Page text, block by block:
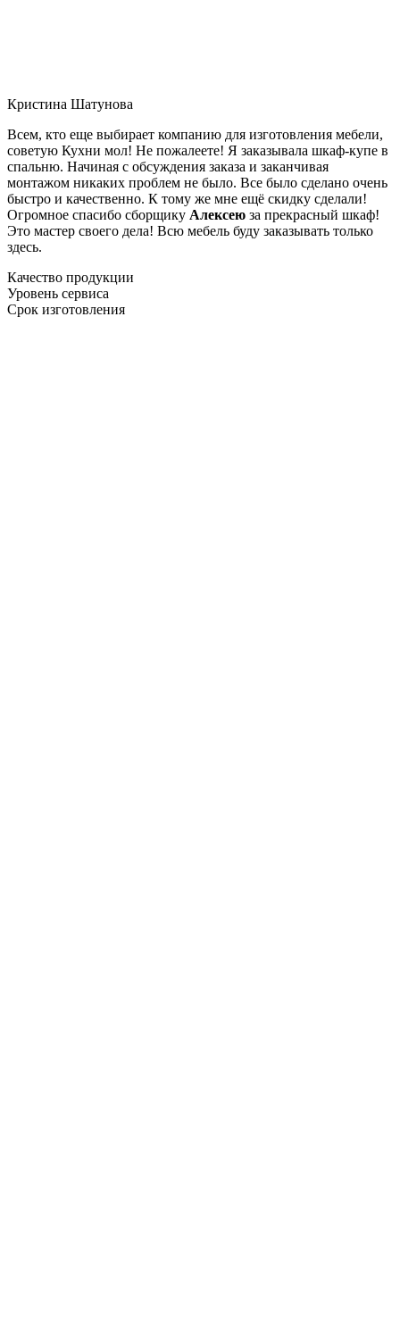
Кристина Шатунова
Всем, кто еще выбирает компанию для изготовления мебели,
советую Кухни мол! Не пожалеете! Я заказывала шкаф-купе в
спальню. Начиная с обсуждения заказа и заканчивая
монтажом никаких проблем не было. Все было сделано очень
быстро и качественно. К тому же мне ещё скидку сделали!
Огромное спасибо сборщику Алексею за прекрасный шкаф!
Это мастер своего дела! Всю мебель буду заказывать только
здесь.
Качество продукции
Уровень сервиса
Срок изготовления